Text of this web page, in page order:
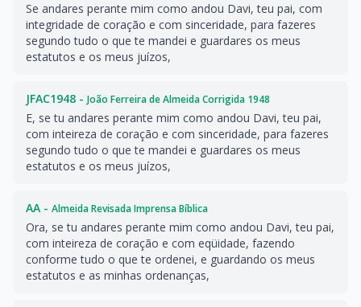
Se andares perante mim como andou Davi, teu pai, com
integridade de coração e com sinceridade, para fazeres
segundo tudo o que te mandei e guardares os meus
estatutos e os meus juízos,
JFAC1948 - João Ferreira de Almeida Corrigida 1948
E, se tu andares perante mim como andou Davi, teu pai,
com inteireza de coração e com sinceridade, para fazeres
segundo tudo o que te mandei e guardares os meus
estatutos e os meus juízos,
AA - Almeida Revisada Imprensa Bíblica
Ora, se tu andares perante mim como andou Davi, teu pai,
com inteireza de coração e com eqüidade, fazendo
conforme tudo o que te ordenei, e guardando os meus
estatutos e as minhas ordenanças,